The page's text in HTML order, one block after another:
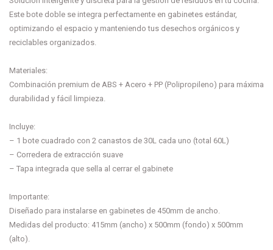
Este bote doble se integra perfectamente en gabinetes estándar,
optimizando el espacio y manteniendo tus desechos orgánicos y
reciclables organizados.
Materiales:
Combinación premium de ABS + Acero + PP (Polipropileno) para máxima
durabilidad y fácil limpieza.
Incluye:
– 1 bote cuadrado con 2 canastos de 30L cada uno (total 60L)
– Corredera de extracción suave
– Tapa integrada que sella al cerrar el gabinete
Importante:
Diseñado para instalarse en gabinetes de 450mm de ancho.
Medidas del producto: 415mm (ancho) x 500mm (fondo) x 500mm
(alto).